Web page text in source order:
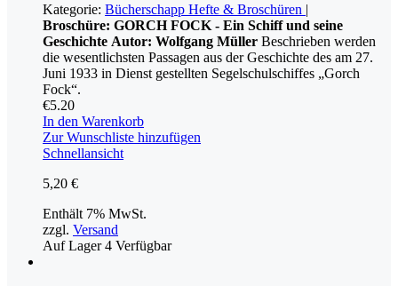
Kategorie: Bücherschapp Hefte & Broschüren |
Broschüre: GORCH FOCK - Ein Schiff und seine
Geschichte Autor: Wolfgang Müller Beschrieben werden
die wesentlichsten Passagen aus der Geschichte des am 27.
Juni 1933 in Dienst gestellten Segelschulschiffes „Gorch
Fock“.
€5.20
In den Warenkorb
Zur Wunschliste hinzufügen
Schnellansicht
5,20 €
Enthält 7% MwSt.
zzgl. Versand
Auf Lager4 Verfügbar